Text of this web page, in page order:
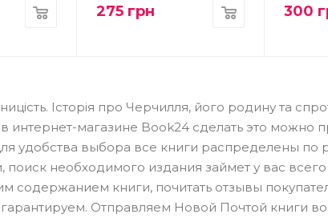
275грн 300
Історія про Черчилля, його родину та
интернет-магазине Book24 сделать это можно
удобства выбора все книги распределены по
необходимого издания займет у вас
содержанием книги, почитать отзывы
Отправляем Новой Почтой книги